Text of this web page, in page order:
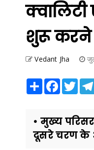
शुरू करने
Vedant Jha
Share Facebook
• मुख्य
दूसरे चरण के